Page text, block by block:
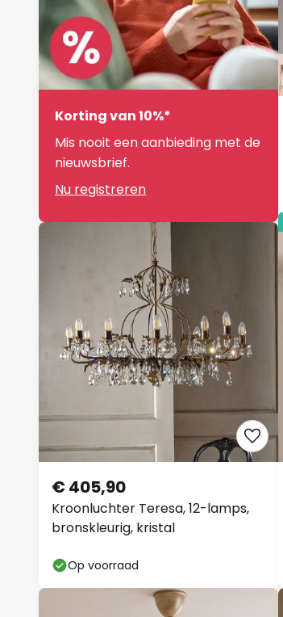
Korting van 10%*
Mis nooit een aanbieding met de
nieuwsbrief.
Nu registreren
Kroonluchter Teresa, 12-lamps,
bronskleurig, kristal
€ 405,90
Op voorraad